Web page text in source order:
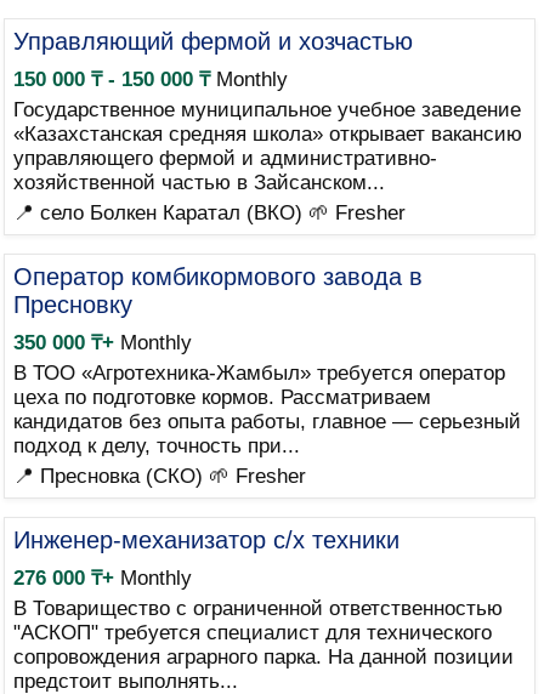
Управляющий фермой и хозчастью
150 000 ₸ - 150 000 ₸Monthly
Государственное муниципальное учебное заведение
«Казахстанская средняя школа» открывает вакансию
управляющего фермой и административно-
хозяйственной частью в Зайсанском...
📍 село Болкен Каратал (ВКО) 🌱 Fresher
Оператор комбикормового завода в
Пресновку
350 000 ₸+Monthly
В ТОО «Агротехника-Жамбыл» требуется оператор
цеха по подготовке кормов. Рассматриваем
кандидатов без опыта работы, главное — серьезный
подход к делу, точность при...
📍 Пресновка (СКО) 🌱 Fresher
Инженер-механизатор с/х техники
276 000 ₸+Monthly
В Товарищество с ограниченной ответственностью
"АСКОП" требуется специалист для технического
сопровождения аграрного парка. На данной позиции
предстоит выполнять...